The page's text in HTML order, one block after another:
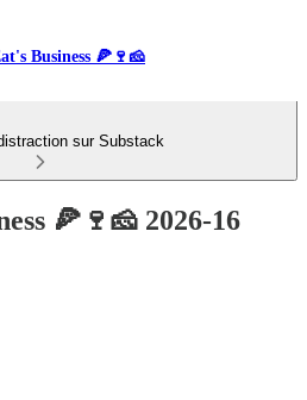
Business 🍕🍷🧀
sur Substack
🍕🍷🧀 2026-16